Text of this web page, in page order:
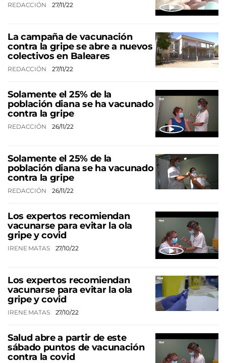
REDACCIÓN 27/11/22
La campaña de vacunación
contra la gripe se abre a nuevos
colectivos en Baleares
REDACCIÓN 27/11/22
Solamente el 25% de la
población diana se ha vacunado
contra la gripe
REDACCIÓN 26/11/22
Solamente el 25% de la
población diana se ha vacunado
contra la gripe
REDACCIÓN 26/11/22
Los expertos recomiendan
vacunarse para evitar la ola
gripe y covid
IRENE MATAS 27/10/22
Los expertos recomiendan
vacunarse para evitar la ola
gripe y covid
IRENE MATAS 27/10/22
Salud abre a partir de este
sábado puntos de vacunación
contra la covid